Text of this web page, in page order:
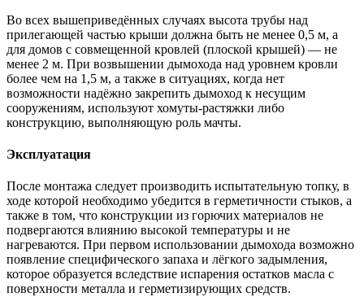
Во всех вышеприведённых случаях высота трубы над
прилегающей частью крыши должна быть не менее 0,5 м, а
для домов с совмещенной кровлей (плоской крышей) — не
менее 2 м. При возвышении дымохода над уровнем кровли
более чем на 1,5 м, а также в ситуациях, когда нет
возможности надёжно закрепить дымоход к несущим
сооружениям, используют хомуты-растяжки либо
конструкцию, выполняющую роль мачты.
Эксплуатация
После монтажа следует производить испытательную топку, в
ходе которой необходимо убедится в герметичности стыков, а
также в том, что конструкции из горючих материалов не
подвергаются влиянию высокой температуры и не
нагреваются. При первом использовании дымохода возможно
появление специфического запаха и лёгкого задымления,
которое образуется вследствие испарения остатков масла с
поверхности металла и герметизирующих средств.